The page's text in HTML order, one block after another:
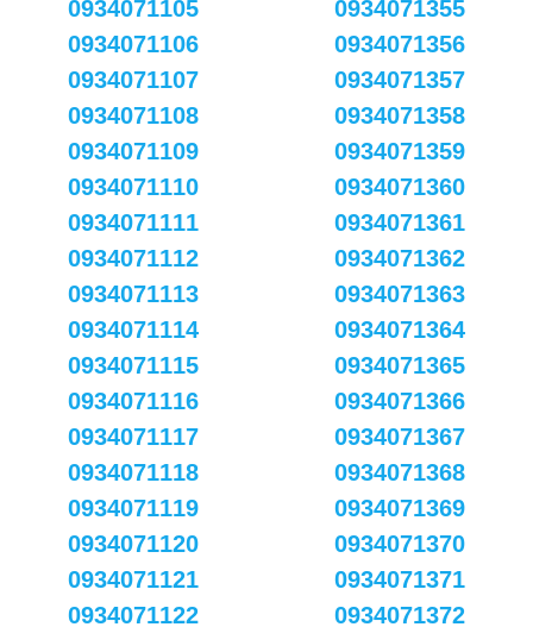
0934071105
0934071106
0934071107
0934071108
0934071109
0934071110
0934071111
0934071112
0934071113
0934071114
0934071115
0934071116
0934071117
0934071118
0934071119
0934071120
0934071121
0934071122
0934071355
0934071356
0934071357
0934071358
0934071359
0934071360
0934071361
0934071362
0934071363
0934071364
0934071365
0934071366
0934071367
0934071368
0934071369
0934071370
0934071371
0934071372